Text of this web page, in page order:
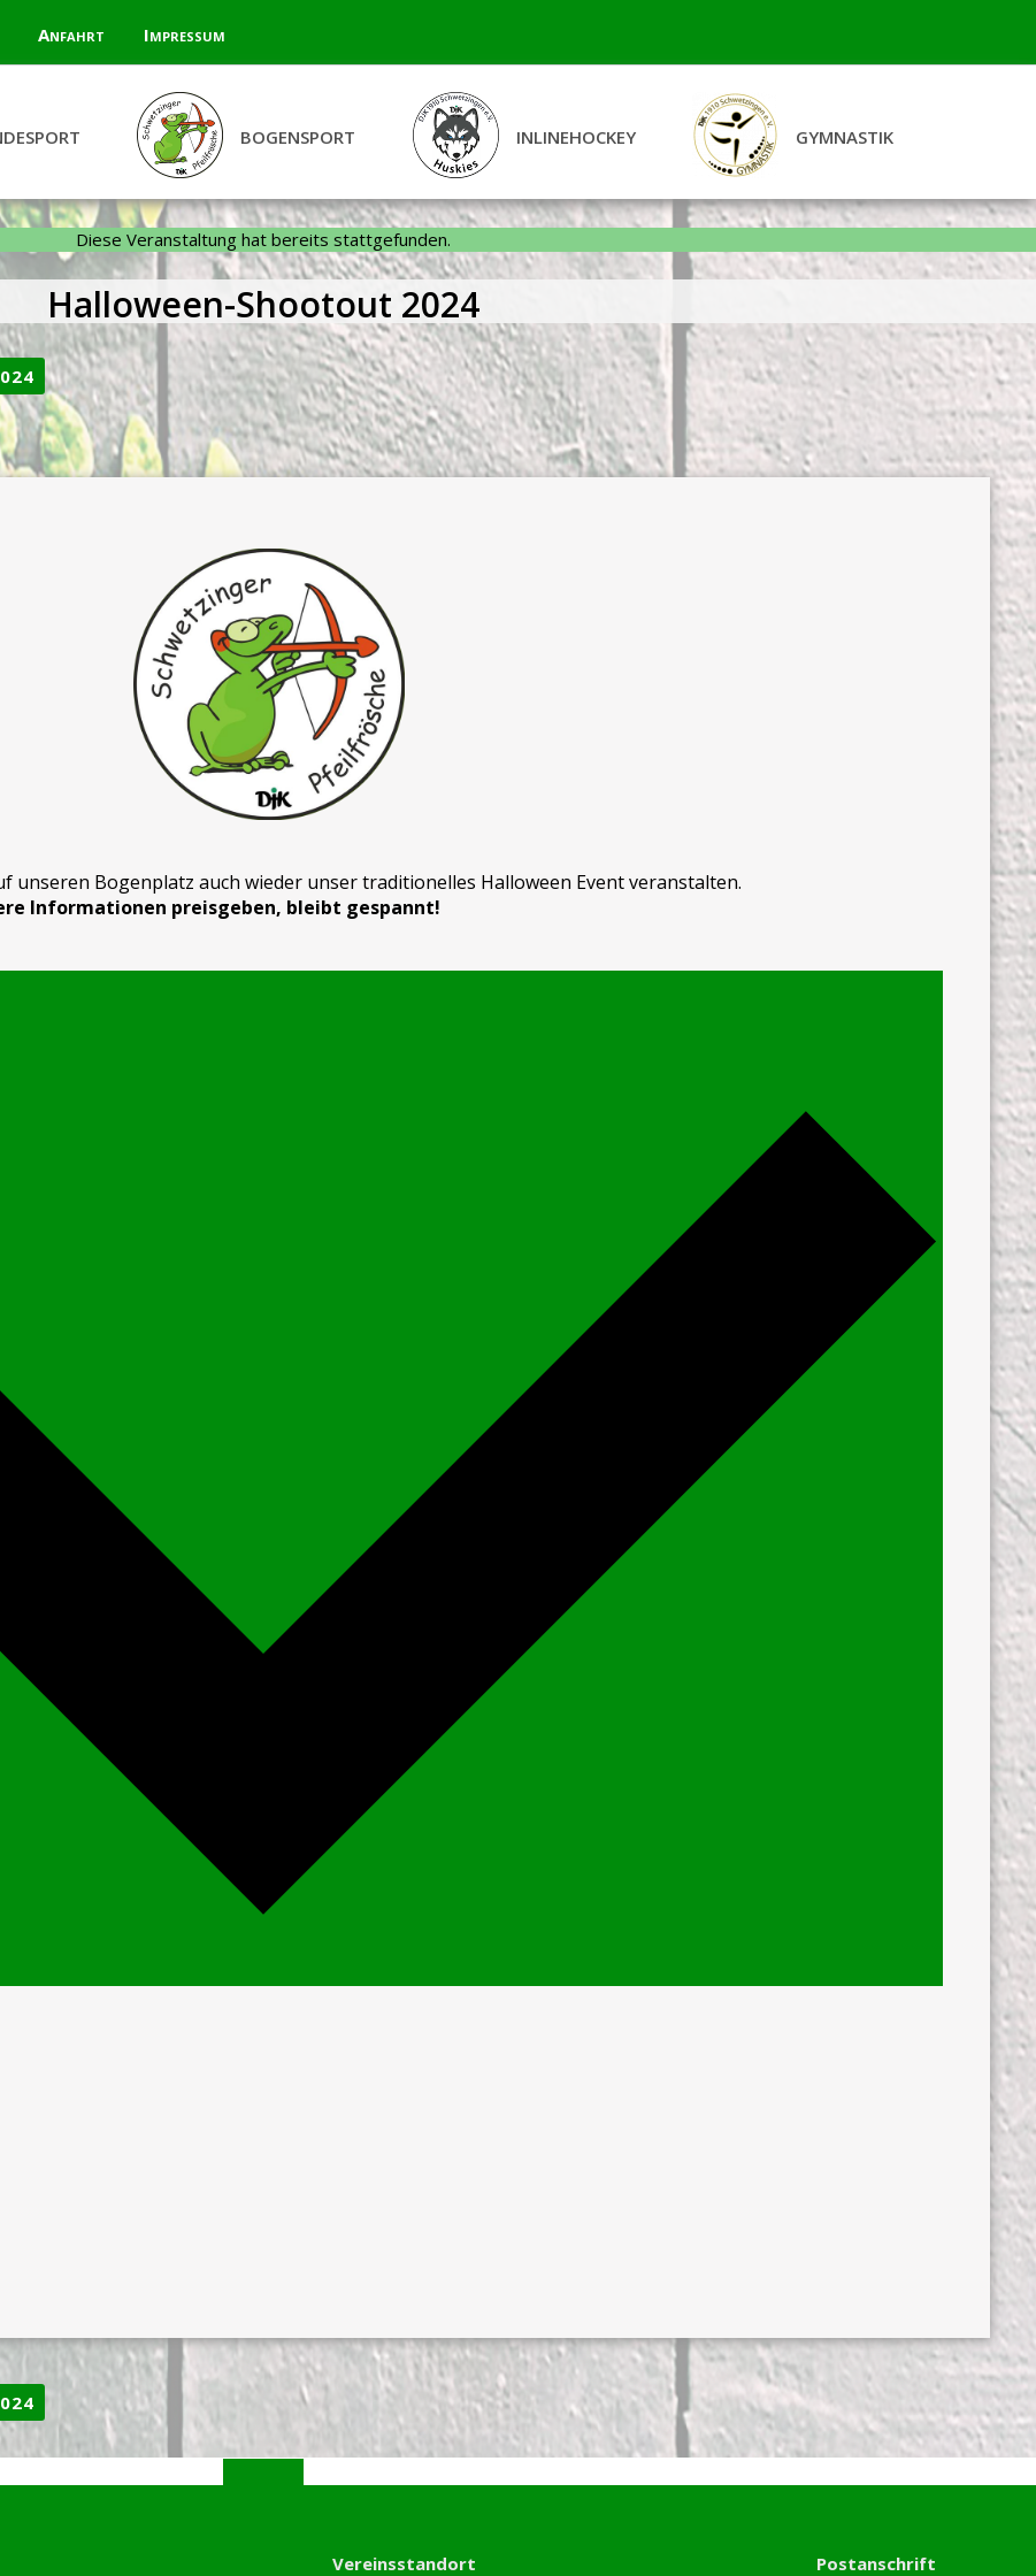
Anfahrt Impressum
BOGENSPORT INLINEHOCKEY GYMNASTIK
Diese Veranstaltung hat bereits stattgefunden.
Halloween-Shootout 2024
unseren Bogenplatz auch wieder unser traditionelles Halloween Event veranstalten.
Informationen preisgeben, bleibt gespannt!
Vereinsstandort
Postanschrift